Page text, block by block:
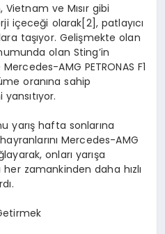
ve Mısır gibi
içeceği olarak[2], patlayıcı
taşıyor. Gelişmekte olan
olan Sting’in
AMG PETRONAS F1
oranına sahip
yarış hafta sonlarına
Mercedes-AMG
onları yarışa
her zamankinden daha hızlı